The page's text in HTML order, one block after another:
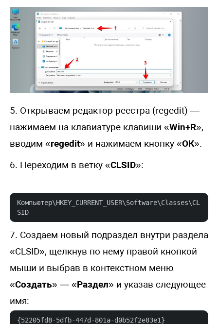
5. Открываем редактор реестра (regedit) —
нажимаем на клавиатуре клавиши «Win+R»,
вводим «regedit» и нажимаем кнопку «ОК».
6. Переходим в ветку «CLSID»:
Компьютер\HKEY_CURRENT_USER\Software\Classes\CL
SID
7. Создаем новый подраздел внутри раздела
«CLSID», щелкнув по нему правой кнопкой
мыши и выбрав в контекстном меню
«Создать» — «Раздел» и указав следующее
имя:
{52205fd8-5dfb-447d-801a-d0b52f2e83e1}